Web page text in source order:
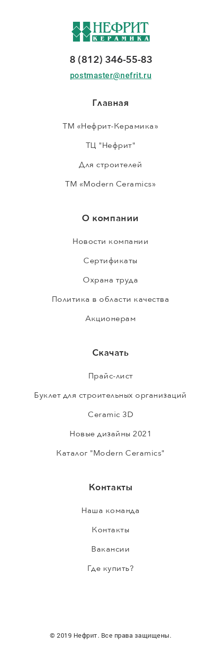
8 (812) 346-55-83
postmaster@nefrit.ru
Главная
ТМ «Нефрит-Керамика»
ТЦ "Нефрит"
Для строителей
ТМ «Modern Ceramics»
О компании
Новости компании
Сертификаты
Охрана труда
Политика в области качества
Акционерам
Скачать
Прайс-лист
Буклет для строительных организаций
Ceramic 3D
Новые дизайны 2021
Каталог "Modern Ceramics"
Контакты
Наша команда
Контакты
Вакансии
Где купить?
© 2019 Нефрит. Все права защищены.